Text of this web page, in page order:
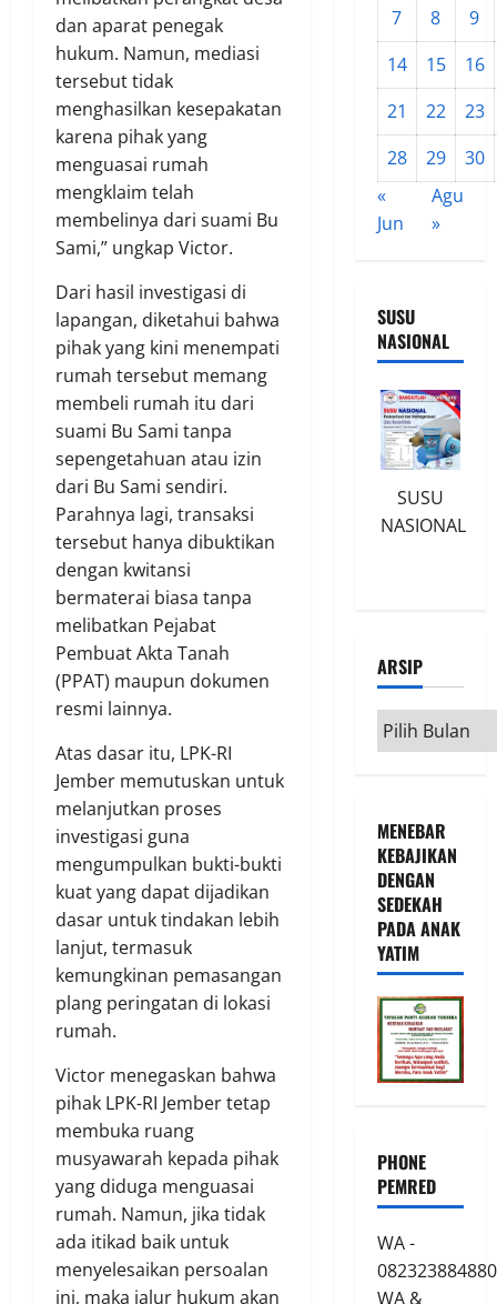
dan aparat penegak
hukum. Namun, mediasi
tersebut tidak
menghasilkan kesepakatan
karena pihak yang
menguasai rumah
mengklaim telah
membelinya dari suami Bu
Sami,” ungkap Victor.
Dari hasil investigasi di
lapangan, diketahui bahwa
pihak yang kini menempati
rumah tersebut memang
membeli rumah itu dari
suami Bu Sami tanpa
sepengetahuan atau izin
dari Bu Sami sendiri.
Parahnya lagi, transaksi
tersebut hanya dibuktikan
dengan kwitansi
bermaterai biasa tanpa
melibatkan Pejabat
Pembuat Akta Tanah
(PPAT) maupun dokumen
resmi lainnya.
Atas dasar itu, LPK-RI
Jember memutuskan untuk
melanjutkan proses
investigasi guna
mengumpulkan bukti-bukti
kuat yang dapat dijadikan
dasar untuk tindakan lebih
lanjut, termasuk
kemungkinan pemasangan
plang peringatan di lokasi
rumah.
Victor menegaskan bahwa
pihak LPK-RI Jember tetap
membuka ruang
musyawarah kepada pihak
yang diduga menguasai
rumah. Namun, jika tidak
ada itikad baik untuk
menyelesaikan persoalan
ini, maka jalur hukum akan
7
8
9
14
15
16
21
22
23
28
29
30
«
Jun
Agu
»
SUSU
NASIONAL
SUSU
NASIONAL
ARSIP
Arsip
MENEBAR
KEBAJIKAN
DENGAN
SEDEKAH
PADA ANAK
YATIM
PHONE
PEMRED
WA -
082323884880
WA &